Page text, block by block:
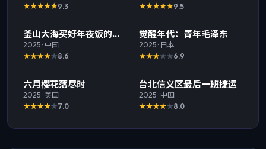
9.3
9.5
最新
釜山大海买好年夜饭的那
一天
2025 · 中国
8.6
最新
觉醒年代：青年毛泽东
2025 · 日本
6.9
最新
六月樱花落尽时
2025 ·美国
7.0
最新
台北信义区最后一班捷运
2025 · 中国
8.0